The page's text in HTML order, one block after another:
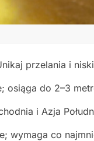
przelania i
osiąga do 2–3
i Azja
wymaga co